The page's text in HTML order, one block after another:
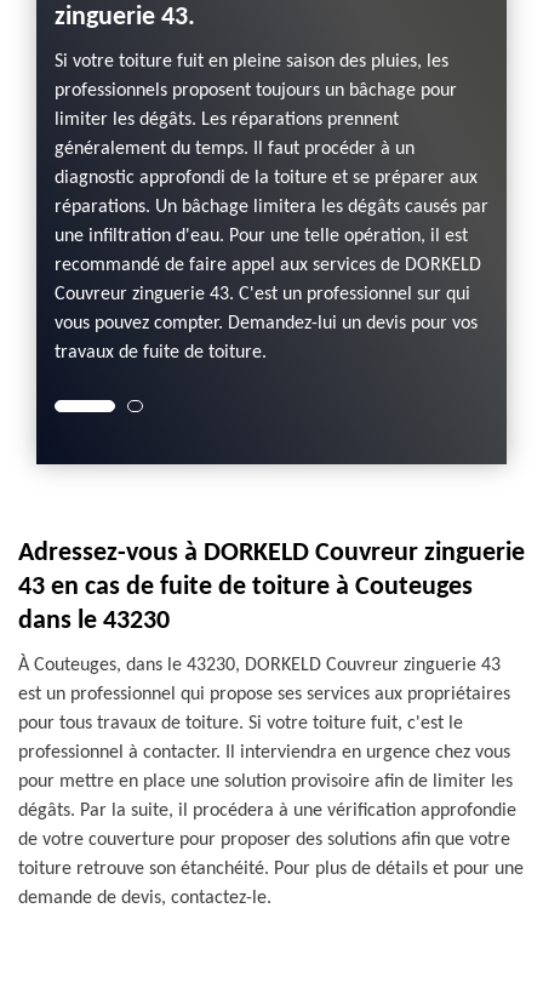
zinguerie 43.
Si votre toiture fuit en pleine saison des pluies, les
professionnels proposent toujours un bâchage pour
limiter les dégâts. Les réparations prennent
généralement du temps. Il faut procéder à un
diagnostic approfondi de la toiture et se préparer aux
réparations. Un bâchage limitera les dégâts causés par
une infiltration d'eau. Pour une telle opération, il est
recommandé de faire appel aux services de DORKELD
Couvreur zinguerie 43. C'est un professionnel sur qui
vous pouvez compter. Demandez-lui un devis pour vos
travaux de fuite de toiture.
Adressez-vous à DORKELD Couvreur zinguerie
43 en cas de fuite de toiture à Couteuges
dans le 43230
À Couteuges, dans le 43230, DORKELD Couvreur zinguerie 43
est un professionnel qui propose ses services aux propriétaires
pour tous travaux de toiture. Si votre toiture fuit, c'est le
professionnel à contacter. Il interviendra en urgence chez vous
pour mettre en place une solution provisoire afin de limiter les
dégâts. Par la suite, il procédera à une vérification approfondie
de votre couverture pour proposer des solutions afin que votre
toiture retrouve son étanchéité. Pour plus de détails et pour une
demande de devis, contactez-le.